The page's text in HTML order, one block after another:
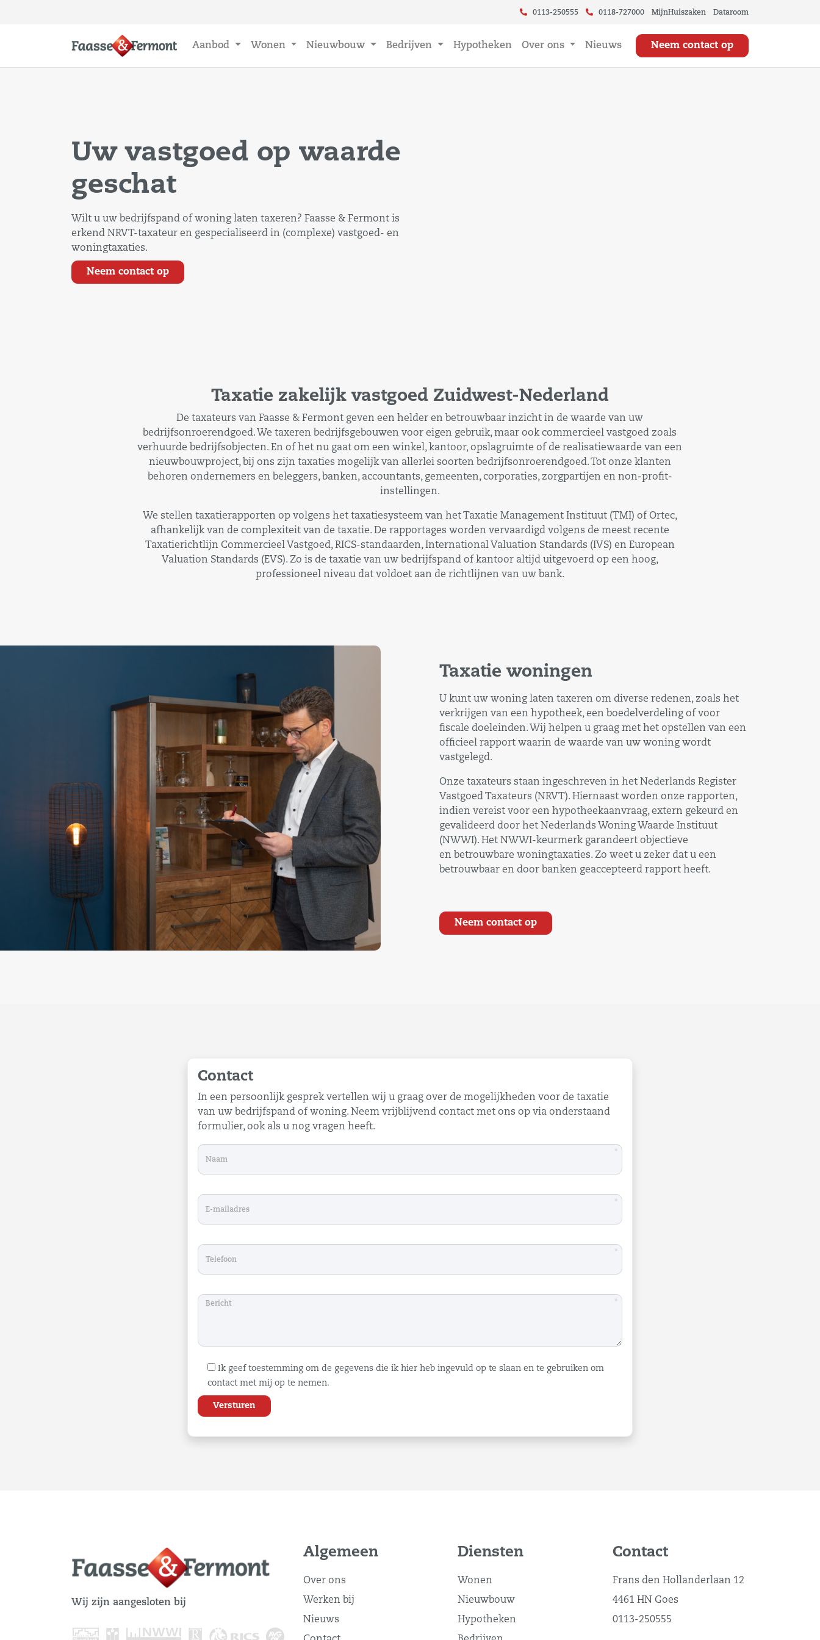
0113-250555 0118-727000 MijnHuiszaken Dataroom
Aanbod Wonen Nieuwbouw Bedrijven Hypotheken Over ons Nieuws Neem contact op
Uw vastgoed op waarde
geschat
Wilt u uw bedrijfspand of woning laten taxeren? Faasse & Fermont is
erkend NRVT-taxateur en gespecialiseerd in (complexe) vastgoed- en
woningtaxaties.
Neem contact op
Taxatie zakelijk vastgoed Zuidwest-Nederland
De taxateurs van Faasse & Fermont geven een helder en betrouwbaar inzicht in de waarde van uw
bedrijfsonroerendgoed. We taxeren bedrijfsgebouwen voor eigen gebruik, maar ook commercieel vastgoed zoals
verhuurde bedrijfsobjecten. En of het nu gaat om een winkel, kantoor, opslagruimte of de realisatiewaarde van een
nieuwbouwproject, bij ons zijn taxaties mogelijk van allerlei soorten bedrijfsonroerendgoed. Tot onze klanten
behoren ondernemers en beleggers, banken, accountants, gemeenten, corporaties, zorgpartijen en non-profit-
instellingen.
We stellen taxatierapporten op volgens het taxatiesysteem van het Taxatie Management Instituut (TMI) of Ortec,
afhankelijk van de complexiteit van de taxatie. De rapportages worden vervaardigd volgens de meest recente
Taxatierichtlijn Commercieel Vastgoed, RICS-standaarden, International Valuation Standards (IVS) en European
Valuation Standards (EVS). Zo is de taxatie van uw bedrijfspand of kantoor altijd uitgevoerd op een hoog,
professioneel niveau dat voldoet aan de richtlijnen van uw bank.
Taxatie woningen
U kunt uw woning laten taxeren om diverse redenen, zoals het
verkrijgen van een hypotheek, een boedelverdeling of voor
fiscale doeleinden. Wij helpen u graag met het opstellen van een
officieel rapport waarin de waarde van uw woning wordt
vastgelegd.
Onze taxateurs staan ingeschreven in het Nederlands Register
Vastgoed Taxateurs (NRVT). Hiernaast worden onze rapporten,
indien vereist voor een hypotheekaanvraag, extern gekeurd en
gevalideerd door het Nederlands Woning Waarde Instituut
(NWWI). Het NWWI-keurmerk garandeert objectieve
en betrouwbare woningtaxaties. Zo weet u zeker dat u een
betrouwbaar en door banken geaccepteerd rapport heeft.
Neem contact op
Contact
In een persoonlijk gesprek vertellen wij u graag over de mogelijkheden voor de taxatie
van uw bedrijfspand of woning. Neem vrijblijvend contact met ons op via onderstaand
formulier, ook als u nog vragen heeft.
*
*
*
*
Ik geef toestemming om de gegevens die ik hier heb ingevuld op te slaan en te gebruiken om
contact met mij op te nemen.
Wij zijn aangesloten bij
Algemeen
Over ons
Werken bij
Nieuws
Diensten
Wonen
Nieuwbouw
Hypotheken
Contact
Frans den Hollanderlaan 12
4461 HN Goes
0113-250555